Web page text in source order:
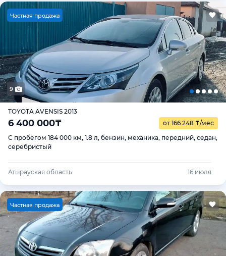
Частная продажа
9
TOYOTA AVENSIS 2013
6 400 000₸ от 166 248 ₸/мес
С пробегом 184 000 км, 1.8 л, бензин, механика, передний, седан,
серебристый
Атырауская область 16 июля
Частная продажа